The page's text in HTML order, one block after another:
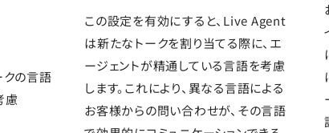
クの言語
慮
この設定を有効にすると、Live Agent
は新たなトークを割り当てる際に、エ
ージェントが精通している言語を考慮
します。これにより、異なる言語による
お客様からの問い合わせが、その言語